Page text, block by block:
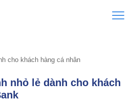
cho khách hàng cá nhân
nhỏ lẻ dành cho khách